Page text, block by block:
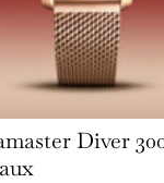
Diver